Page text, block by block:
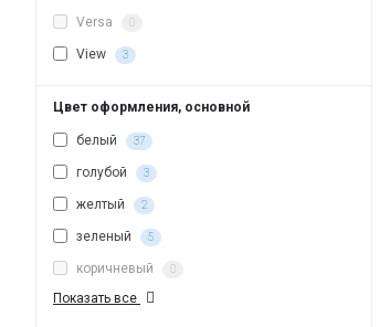
Versa 0
View 3
Цвет оформления, основной
белый 37
голубой 3
желтый 2
зеленый 5
коричневый 0
Показать все